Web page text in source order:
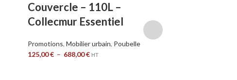
Couvercle – 110L –
Collecmur Essentiel
Promotions,Mobilier urbain, Poubelle
125,00€ – 688,00€ HT